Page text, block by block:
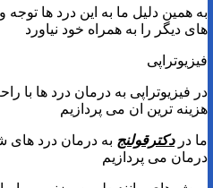
به همین دلیل ما به این درد ها توجه
های دیگر را به همراه خود نیاورد
فیزیوتراپی
در فیزیوتراپی به درمان درد ها با
هزینه ترین ان می پردازیم
ما دردکترقولنج به درمان درد های
درمان می پردازیم